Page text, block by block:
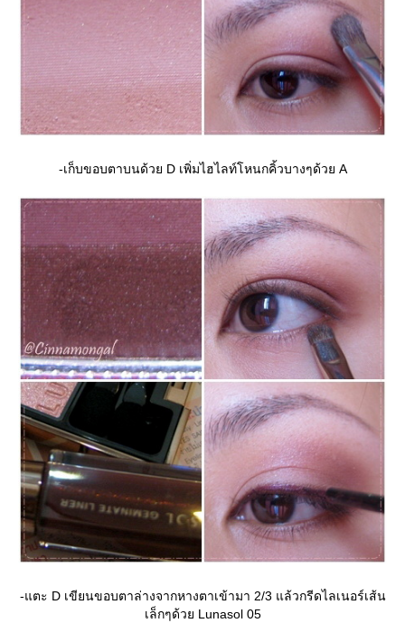
-เก็บขอบตาบนด้วย D เพิ่มไฮไลท์โหนกคิ้วบางๆด้วย A
-แตะ D เขียนขอบตาล่างจากหางตาเข้ามา 2/3 แล้วกรีดไลเนอร์เส้น
เล็กๆด้วย Lunasol 05